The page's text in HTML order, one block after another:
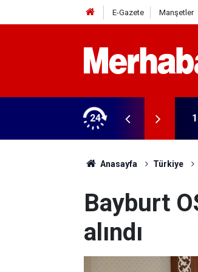
E-Gazete Manşetler
24
Kampüsü'ne ziyaret
Anasayfa Türkiye
Bayburt
alındı